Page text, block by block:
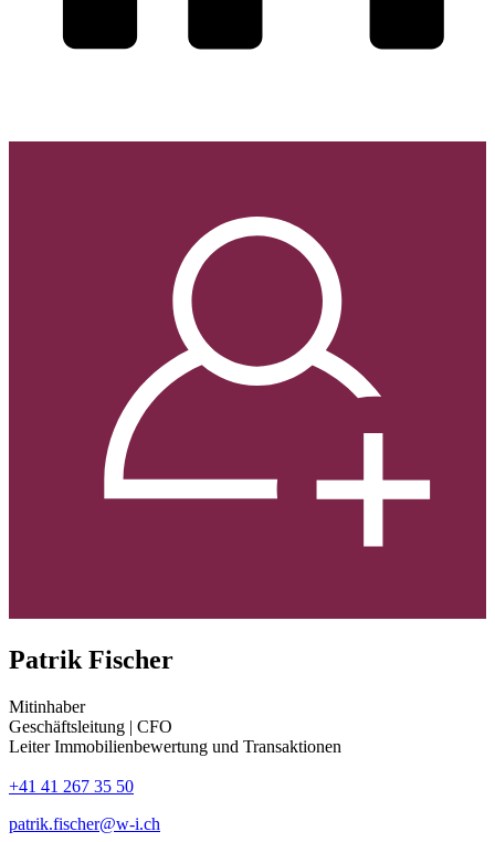
Patrik Fischer
Mitinhaber
Geschäftsleitung | CFO
Leiter Immobilienbewertung und Transaktionen
+41 41 267 35 50
patrik.fischer@w-i.ch